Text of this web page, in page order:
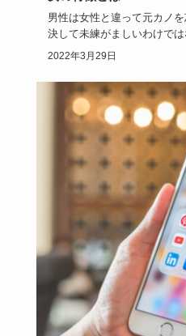
男性は女性と違って元カノ
決して未練がましいわけで
す。女性からして…
2022年3月29日